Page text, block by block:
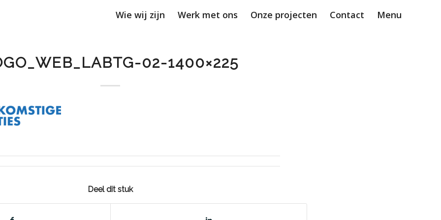
Wie wij zijn Werk met ons Onze projecten Contact Menu
02-1400×225
Deel dit stuk